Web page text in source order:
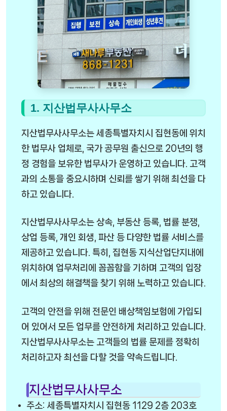
1. 지산법무사사무소
지산법무사사무소는 세종특별자치시 집현동에 위치
한 법무사 업체로, 국가 공무원 출신으로 20년의 행
정 경험을 보유한 법무사가 운영하고 있습니다. 고객
과의 소통을 중요시하며 신뢰를 쌓기 위해 최선을 다
하고 있습니다.
지산법무사사무소는 상속, 부동산 등록, 법률 분쟁,
상업 등록, 개인 회생, 파산 등 다양한 법률 서비스를
제공하고 있습니다. 특히, 집현동 지식산업단지내에
위치하여 업무처리에 꼼꼼함을 기하며 고객의 입장
에서 최상의 해결책을 찾기 위해 노력하고 있습니다.
고객의 안전을 위해 전문인 배상책임보험에 가입되
어 있어서 모든 업무를 안전하게 처리하고 있습니다.
지산법무사사무소는 고객들의 법률 문제를 정확히
처리하고자 최선을 다할 것을 약속드립니다.
지산법무사사무소
주소: 세종특별자치시 집현동 1129 2층 203호